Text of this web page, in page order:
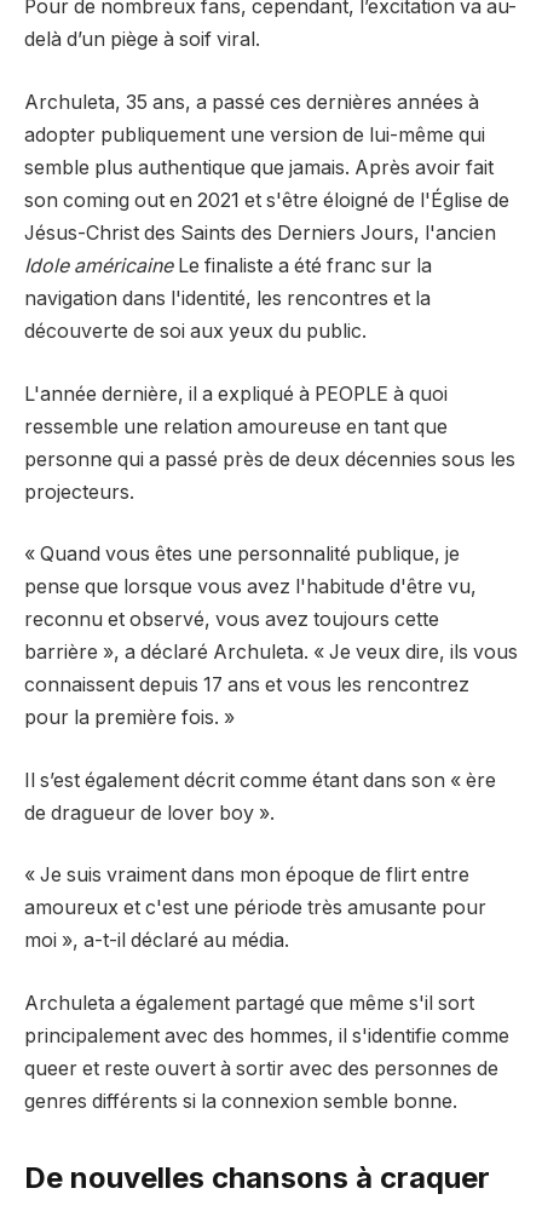
Pour de nombreux fans, cependant, l’excitation va au-
delà d’un piège à soif viral.
Archuleta, 35 ans, a passé ces dernières années à
adopter publiquement une version de lui-même qui
semble plus authentique que jamais. Après avoir fait
son coming out en 2021 et s'être éloigné de l'Église de
Jésus-Christ des Saints des Derniers Jours, l'ancien
Idole américaineLe finaliste a été franc sur la
navigation dans l'identité, les rencontres et la
découverte de soi aux yeux du public.
L'année dernière, il a expliqué à PEOPLE à quoi
ressemble une relation amoureuse en tant que
personne qui a passé près de deux décennies sous les
projecteurs.
« Quand vous êtes une personnalité publique, je
pense que lorsque vous avez l'habitude d'être vu,
reconnu et observé, vous avez toujours cette
barrière », a déclaré Archuleta. « Je veux dire, ils vous
connaissent depuis 17 ans et vous les rencontrez
pour la première fois. »
Il s’est également décrit comme étant dans son « ère
de dragueur de lover boy ».
« Je suis vraiment dans mon époque de flirt entre
amoureux et c'est une période très amusante pour
moi », a-t-il déclaré au média.
Archuleta a également partagé que même s'il sort
principalement avec des hommes, il s'identifie comme
queer et reste ouvert à sortir avec des personnes de
genres différents si la connexion semble bonne.
De nouvelles chansons à craquer